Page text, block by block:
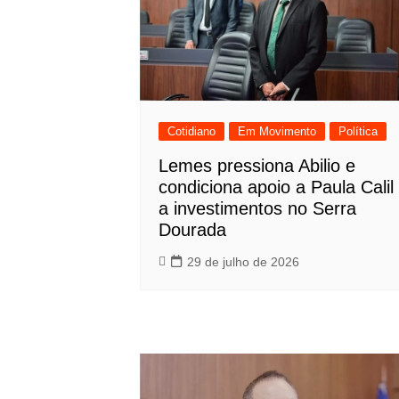
Cotidiano Em Movimento Política
Lemes pressiona Abilio e
condiciona apoio a Paula Calil
a investimentos no Serra
Dourada
29 de julho de 2026